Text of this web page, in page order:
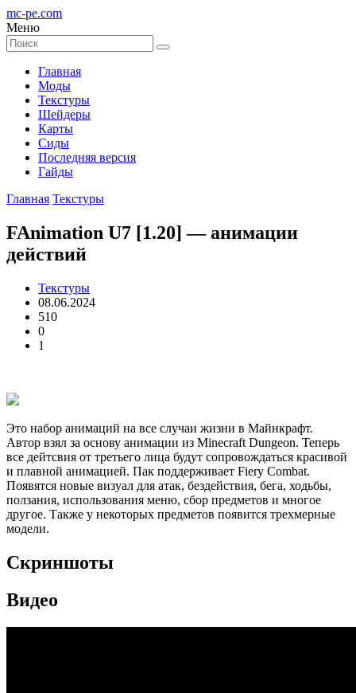
mc-pe.com
Меню
Главная
Моды
Текстуры
Шейдеры
Карты
Сиды
Последняя версия
Гайды
Главная Текстуры
FAnimation U7 [1.20] — анимации
действий
Текстуры
08.06.2024
510
0
1
Это набор анимаций на все случаи жизни в Майнкрафт.
Автор взял за основу анимации из Minecraft Dungeon. Теперь
все дейтсвия от третьего лица будут сопровождаться красивой
и плавной анимацией. Пак поддерживает Fiery Combat.
Появятся новые визуал для атак, бездействия, бега, ходьбы,
ползания, использования меню, сбор предметов и многое
другое. Также у некоторых предметов появится трехмерные
модели.
Скриншоты
Видео